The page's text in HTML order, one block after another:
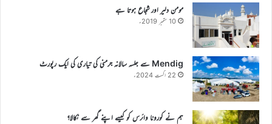
مومن دلیر اور شجاع ہوتا ہے
10 ستمبر 2019ء
Mendig سے جلسہ سالانہ جرمنی کی تیاری کی ایک رپورٹ
22 اگست 2024ء
ہم نے کورونا وائرس کو کیسے اپنے گھر سے نکالا؟